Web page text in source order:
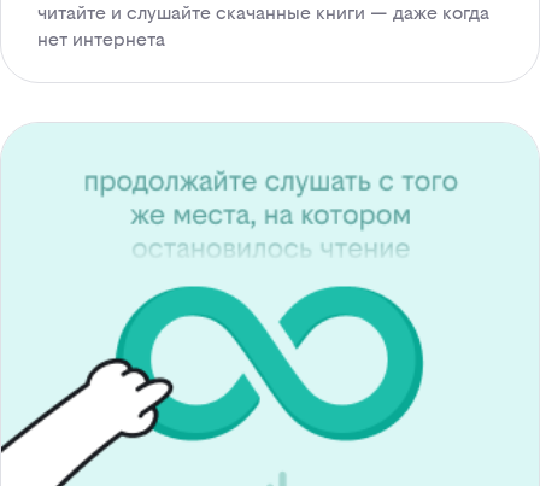
читайте и слушайте скачанные книги — даже когда
нет интернета